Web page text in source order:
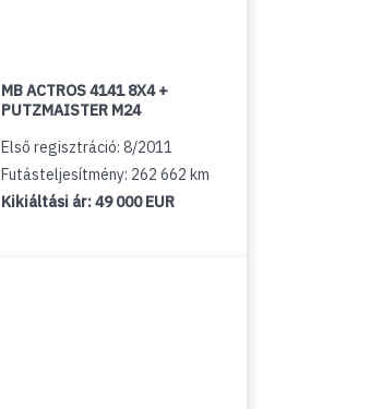
MB ACTROS 4141 8X4 +
PUTZMAISTER M24
Első regisztráció: 8/2011
Futásteljesítmény: 262 662 km
Kikiáltási ár:49 000 EUR